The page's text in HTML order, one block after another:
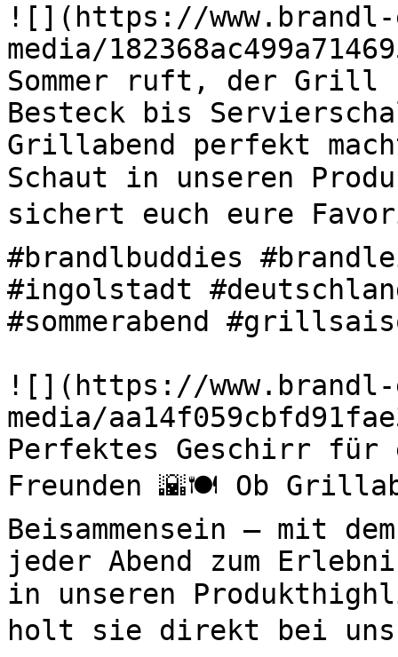
![](https://
media/
Sommer ruft, der Grill
Besteck bis
Grillabend perfekt
Schaut in unseren
sichert euch eure
#brandlbuddies
#ingolstadt
#sommerabend
![](https://
media/
Perfektes Geschirr für
Freunden 🌇🍽️ Ob
Beisammensein – mit
jeder Abend zum
in unseren
holt sie direkt bei uns